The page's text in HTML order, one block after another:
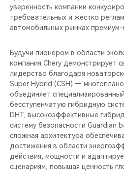
уверенность компании
требовательных и жестко
автомобильных рынках премиум-
Будучи пионером в области
компания Chery демонстрирует
лидерство благодаря
Super Hybrid (CSH) —
объединяет
бесступенчатую гибридную
DHT, высокоэффективные
систему безопасности Guardian
сложная архитектура
достижения в области
действия, мощности и
сценариям, повышая ценность